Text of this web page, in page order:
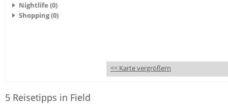
Nightlife (0)
Shopping (0)
<< Karte vergrößern
5 Reisetipps in Field